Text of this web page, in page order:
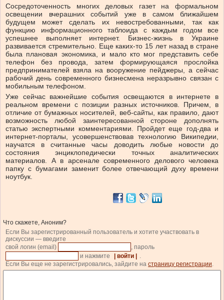
Сосредоточенность многих деловых газет на формальном
освещении вчерашних событий уже в самом ближайшем
будущем может сделать их невостребованными, так как
функцию информационного таблоида с каждым годом все
успешнее выполняет интернет. Бизнес-жизнь в Украине
развивается стремительно. Еще каких-то 15 лет назад в стране
была плановая экономика, и мало кто мог представить себе
телефон без провода, затем формирующаяся прослойка
предпринимателей взяла на вооружение пейджеры, а сейчас
рабочий день современного бизнесмена неразрывно связан с
мобильным телефоном.
Уже сейчас важнейшие события освещаются в интернете в
реальном времени с позиции разных источников. Причем, в
отличие от бумажных носителей, веб-сайты, как правило, дают
возможность любой заинтересованной стороне дополнять
статью экспертными комментариями. Пройдет еще год-два и
интернет-порталы, усовершенствовав технологию Википедии,
научатся в считанные часы доводить любые новости до
состояния энциклопедически точных аналитических
материалов. А в арсенале современного делового человека
папку с бумагами заменит более отвечающий духу времени
ноутбук.
Что скажете, Аноним?
Если Вы зарегистрированный пользователь и хотите участвовать в
дискуссии — введите
свой логин (email)
, пароль
и нажмите
| войти | .
Если Вы еще не зарегистрировались, зайдите на страницу регистрации.